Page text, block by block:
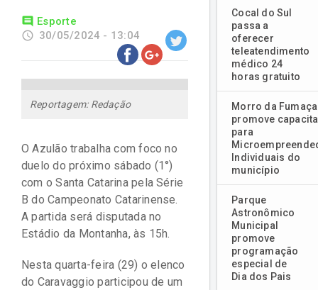
comment Esporte
access_time 30/05/2024 - 13:04
Reportagem: Redação
O Azulão trabalha com foco no
duelo do próximo sábado (1°)
com o Santa Catarina pela Série
B do Campeonato Catarinense.
A partida será disputada no
Estádio da Montanha, às 15h.
Nesta quarta-feira (29) o elenco
do Caravaggio participou de um
Cocal do Sul
passa a
oferecer
teleatendimento
médico 24
horas gratuito
Morro da Fumaça
promove
para
Individuais do
município
Parque
Astronômico
Municipal
promove
programação
especial de
Dia dos Pais